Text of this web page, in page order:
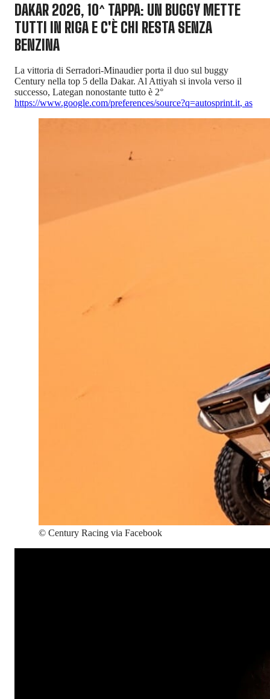
DAKAR 2026, 10^ TAPPA: UN BUGGY METTE
TUTTI IN RIGA E C'È CHI RESTA SENZA
BENZINA
La vittoria di Serradori-Minaudier porta il duo sul buggy
Century nella top 5 della Dakar. Al Attiyah si invola verso il
successo, Lategan nonostante tutto è 2°
https://www.google.com/preferences/source?q=autosprint.it, as
© Century Racing via Facebook